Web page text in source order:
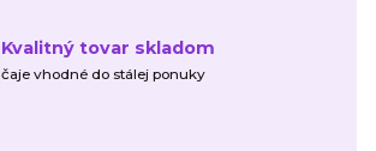
Kvalitný tovar skladom
čaje vhodné do stálej ponuky